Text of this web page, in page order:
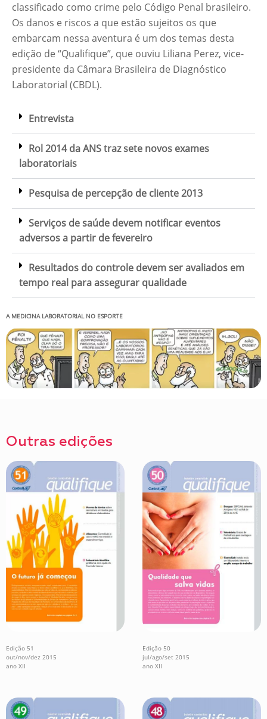
classificado como crime pelo Código Penal brasileiro.
Os danos e riscos a que estão sujeitos os que
embarcam nessa aventura é um dos temas desta
edição de “Qualifique”, que ouviu Liliana Perez, vice-
presidente da Câmara Brasileira de Diagnóstico
Laboratorial (CBDL).
Entrevista
Rol 2014 da ANS traz sete novos exames
laboratoriais
Pesquisa de percepção de cliente 2013
Serviços de saúde devem notificar eventos
adversos a partir de fevereiro
Resultados do controle devem ser avaliados em
tempo real para assegurar qualidade
A MEDICINA LABORATORIAL NO ESPORTE
Outras edições
Edição 51
out/nov/dez 2015
ano XII
Edição 50
jul/ago/set 2015
ano XII